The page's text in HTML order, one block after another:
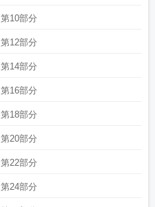
第10部分
第12部分
第14部分
第16部分
第18部分
第20部分
第22部分
第24部分